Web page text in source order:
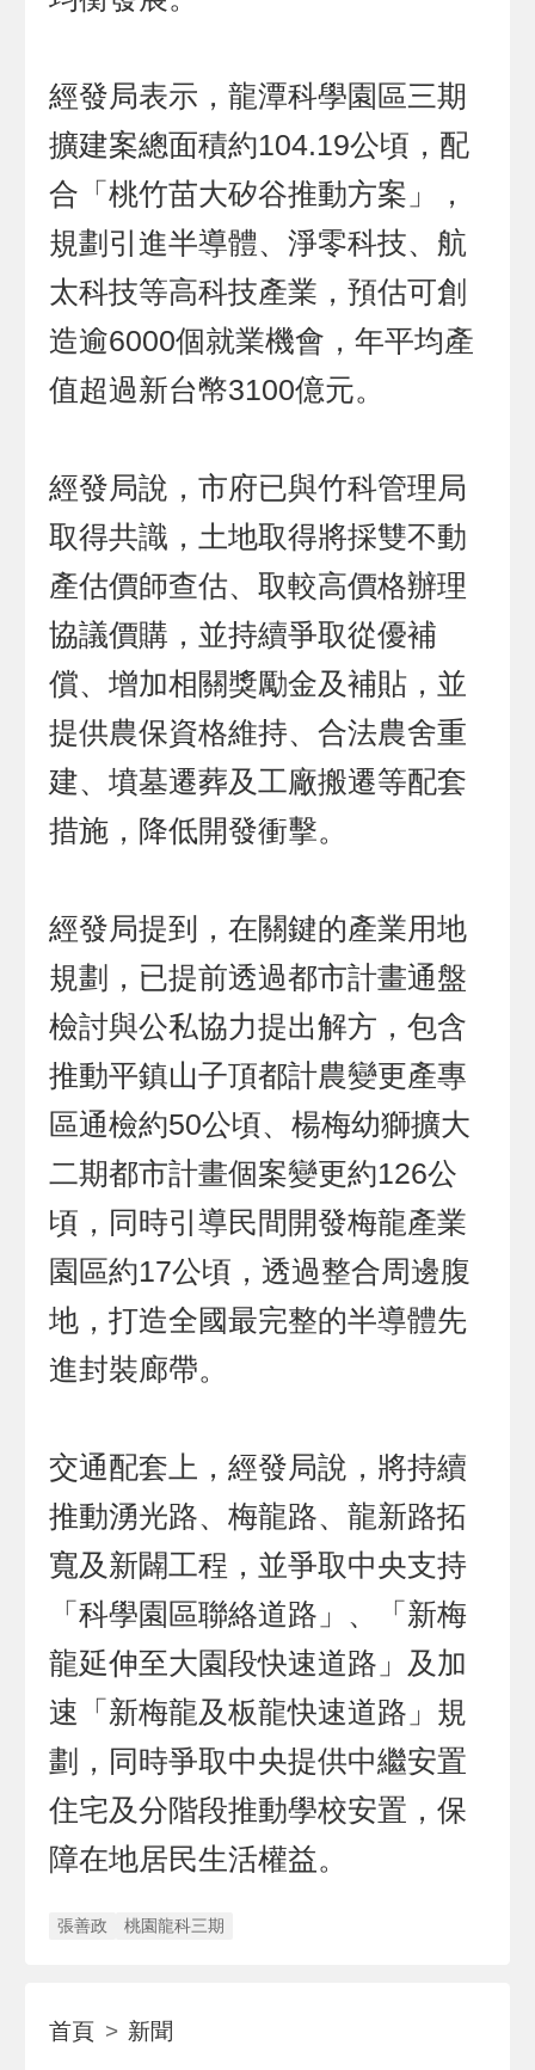
經發局表示，龍潭科學園區三期
擴建案總面積約104.19公頃，配
合「桃竹苗大矽谷推動方案」，
規劃引進半導體、淨零科技、航
太科技等高科技產業，預估可創
造逾6000個就業機會，年平均產
值超過新台幣3100億元。
經發局說，市府已與竹科管理局
取得共識，土地取得將採雙不動
產估價師查估、取較高價格辦理
協議價購，並持續爭取從優補
償、增加相關獎勵金及補貼，並
提供農保資格維持、合法農舍重
建、墳墓遷葬及工廠搬遷等配套
措施，降低開發衝擊。
經發局提到，在關鍵的產業用地
規劃，已提前透過都市計畫通盤
檢討與公私協力提出解方，包含
推動平鎮山子頂都計農變更產專
區通檢約50公頃、楊梅幼獅擴大
二期都市計畫個案變更約126公
頃，同時引導民間開發梅龍產業
園區約17公頃，透過整合周邊腹
地，打造全國最完整的半導體先
進封裝廊帶。
交通配套上，經發局說，將持續
推動湧光路、梅龍路、龍新路拓
寬及新闢工程，並爭取中央支持
「科學園區聯絡道路」、「新梅
龍延伸至大園段快速道路」及加
速「新梅龍及板龍快速道路」規
劃，同時爭取中央提供中繼安置
住宅及分階段推動學校安置，保
障在地居民生活權益。
張善政 桃園龍科三期
首頁 新聞